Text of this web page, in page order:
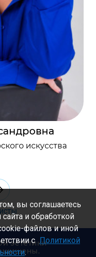
искусства
эстетики
вы соглашаетесь
и обработкой
файлов и иной
с Политикой
.